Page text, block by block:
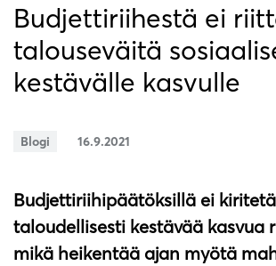
Budjettiriihestä ei
talouseväitä
kestävälle kasvulle
Blogi 16.9.2021
Budjettiriihipäätöksillä ei kiritetä
taloudellisesti kestävää kasvua
mikä heikentää ajan myötä